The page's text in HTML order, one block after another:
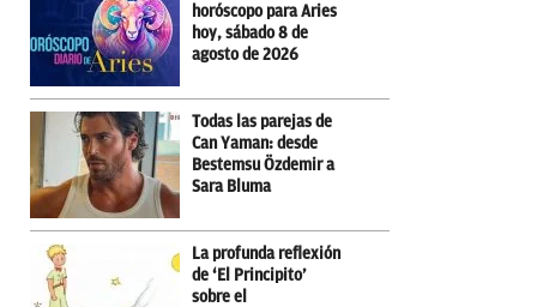
horóscopo para Aries
hoy, sábado 8 de
agosto de 2026
Todas las parejas de
Can Yaman: desde
Bestemsu Özdemir a
Sara Bluma
La profunda reflexión
de ‘El Principito’
sobre el